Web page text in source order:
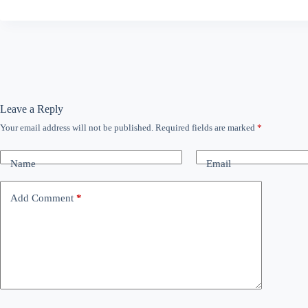
Leave a Reply
Your email address will not be published. Required fields are marked *
Name Email
Add Comment *